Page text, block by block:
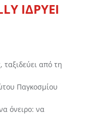
ΙΔΡΥΕΙ
από τη
Παγκοσμίου
όνειρο: να